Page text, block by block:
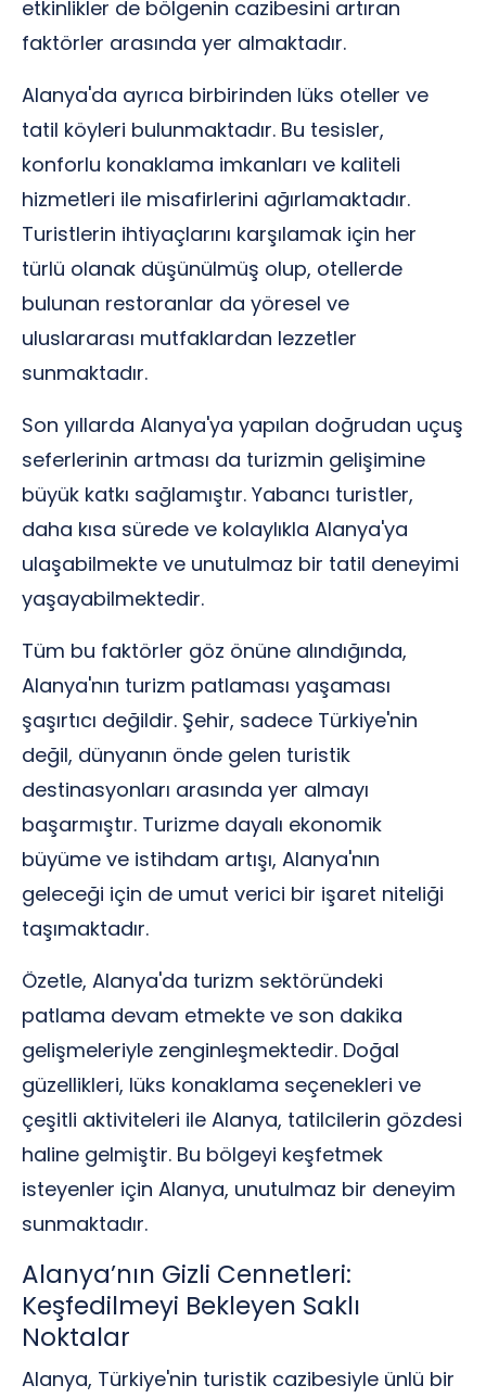
etkinlikler de bölgenin cazibesini artıran
faktörler arasında yer almaktadır.
Alanya'da ayrıca birbirinden lüks oteller ve
tatil köyleri bulunmaktadır. Bu tesisler,
konforlu konaklama imkanları ve kaliteli
hizmetleri ile misafirlerini ağırlamaktadır.
Turistlerin ihtiyaçlarını karşılamak için her
türlü olanak düşünülmüş olup, otellerde
bulunan restoranlar da yöresel ve
uluslararası mutfaklardan lezzetler
sunmaktadır.
Son yıllarda Alanya'ya yapılan doğrudan uçuş
seferlerinin artması da turizmin gelişimine
büyük katkı sağlamıştır. Yabancı turistler,
daha kısa sürede ve kolaylıkla Alanya'ya
ulaşabilmekte ve unutulmaz bir tatil deneyimi
yaşayabilmektedir.
Tüm bu faktörler göz önüne alındığında,
Alanya'nın turizm patlaması yaşaması
şaşırtıcı değildir. Şehir, sadece Türkiye'nin
değil, dünyanın önde gelen turistik
destinasyonları arasında yer almayı
başarmıştır. Turizme dayalı ekonomik
büyüme ve istihdam artışı, Alanya'nın
geleceği için de umut verici bir işaret niteliği
taşımaktadır.
Özetle, Alanya'da turizm sektöründeki
patlama devam etmekte ve son dakika
gelişmeleriyle zenginleşmektedir. Doğal
güzellikleri, lüks konaklama seçenekleri ve
çeşitli aktiviteleri ile Alanya, tatilcilerin gözdesi
haline gelmiştir. Bu bölgeyi keşfetmek
isteyenler için Alanya, unutulmaz bir deneyim
sunmaktadır.
Alanya’nın Gizli Cennetleri:
Keşfedilmeyi Bekleyen Saklı
Noktalar
Alanya, Türkiye'nin turistik cazibesiyle ünlü bir